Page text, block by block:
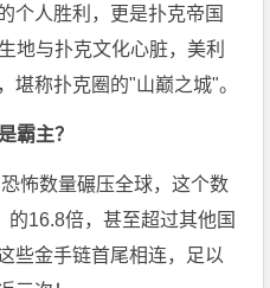
个人胜利，更是扑克帝国
地与扑克文化心脏，美利
堪称扑克圈的"山巅之城"。
霸主？
怖数量碾压全球，这个数
16.8倍，甚至超过其他国
些金手链首尾相连，足以